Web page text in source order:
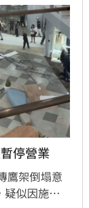
停營業
鷹架倒塌意
疑似因施工